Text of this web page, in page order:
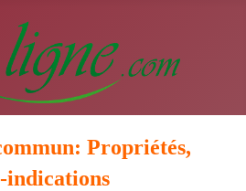
Propriétés,
indications